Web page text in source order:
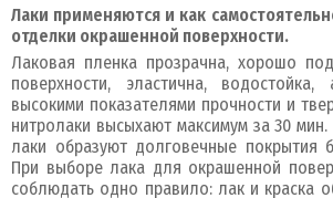
Лаки применяются и как
отделки окрашенной поверхности.
Лаковая пленка прозрачна, хорошо
поверхности, эластична,
высокими показателями прочности и
нитролаки высыхают максимум за 30
лаки образуют долговечные покрытия
При выборе лака для окрашенной
соблюдать одно правило: лак и краска